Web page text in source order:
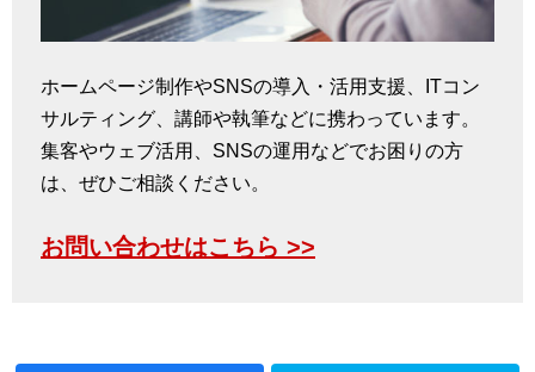
ホームページ制作やSNSの導入・活用支援、ITコン
サルティング、講師や執筆などに携わっています。
集客やウェブ活用、SNSの運用などでお困りの方
は、ぜひご相談ください。
お問い合わせはこちら >>